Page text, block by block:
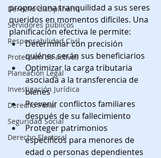
Derecho disciplinario
Servidores públicos
Responsabilidad Civil
Protección de activos
Planeación Legal
Investigación Jurídica
Derecho Penal
Seguridad Social
Derecho Electoral
proporciona tranquilidad a sus seres
queridos en momentos difíciles. Una
planificación efectiva le permite:
Determinar con precisión
quiénes serán sus beneficiarios
Optimizar la carga tributaria
asociada a la transferencia de
bienes
Prevenir conflictos familiares
después de su fallecimiento
Proteger patrimonios
específicos para menores de
edad o personas dependientes